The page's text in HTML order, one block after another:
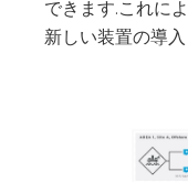
できます.これに
新しい装置の導